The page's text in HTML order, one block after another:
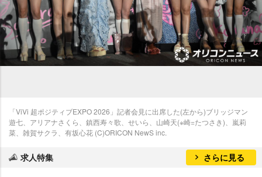
「ViVi 超ポジティブEXPO 2026」記者会見に出席した(左から)ブリッジマン
遊七、アリアナさくら、鎮西寿々歌、せいら、山崎天(※崎=たつさき)、嵐莉
菜、雑賀サクラ、有坂心花 (C)ORICON NewS inc.
求人特集 さらに見る